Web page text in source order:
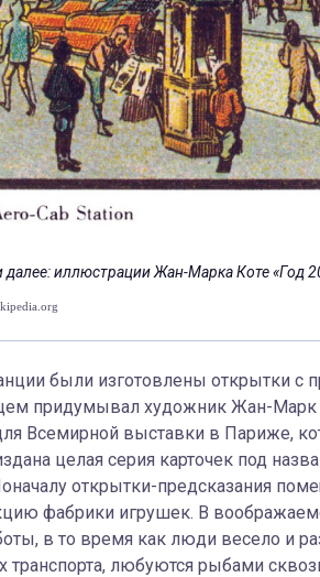
далее: иллюстрации Жан-Марка Коте «Год
были изготовлены открытки с
придумывал художник Жан-Марк
Всемирной выставки в Париже,
целая серия карточек под
открытки-предсказания
фабрики игрушек. В
в то время как люди весело и
транспорта, любуются рыбами